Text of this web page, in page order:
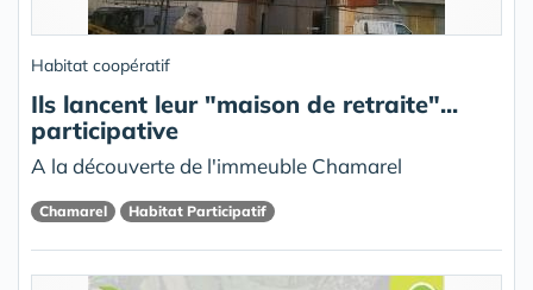
Habitat coopératif
Ils lancent leur "maison de retraite"...
participative
A la découverte de l'immeuble Chamarel
Chamarel Habitat Participatif